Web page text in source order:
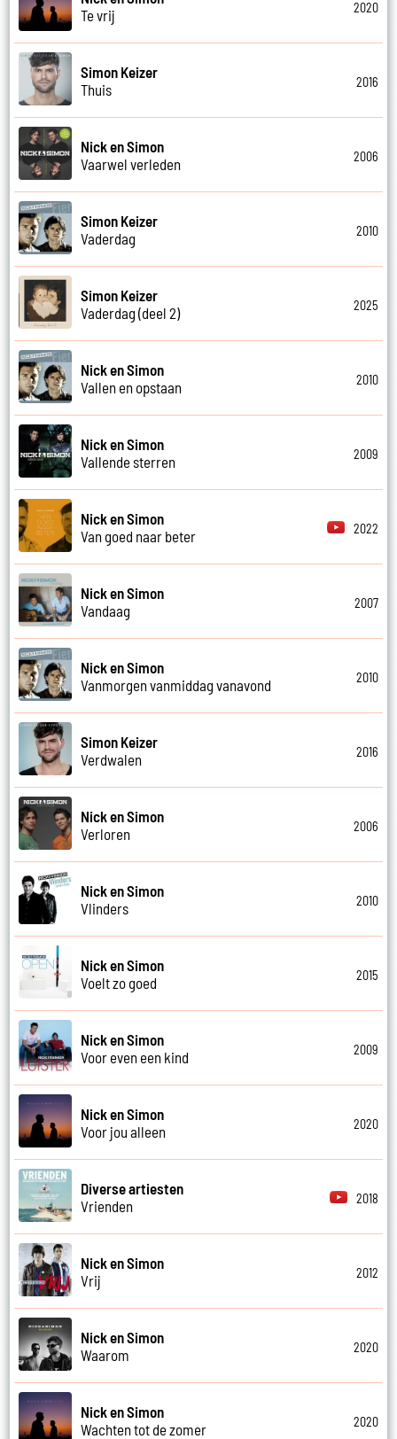
Te vrij
2020
Simon Keizer
Thuis
2016
Nick en Simon
Vaarwel verleden
2006
Simon Keizer
Vaderdag
2010
Simon Keizer
Vaderdag (deel 2)
2025
Nick en Simon
Vallen en opstaan
2010
Nick en Simon
Vallende sterren
2009
Nick en Simon
Van goed naar beter
2022
Nick en Simon
Vandaag
2007
Nick en Simon
Vanmorgen vanmiddag vanavond
2010
Simon Keizer
Verdwalen
2016
Nick en Simon
Verloren
2006
Nick en Simon
Vlinders
2010
Nick en Simon
Voelt zo goed
2015
Nick en Simon
Voor even een kind
2009
Nick en Simon
Voor jou alleen
2020
Diverse artiesten
Vrienden
2018
Nick en Simon
Vrij
2012
Nick en Simon
Waarom
2020
Nick en Simon
Wachten tot de zomer
2020